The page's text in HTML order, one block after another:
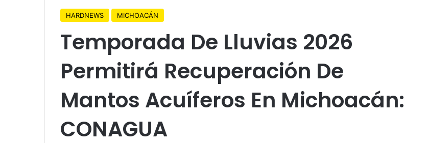
HARDNEWS MICHOACÁN
Temporada De Lluvias 2026
Permitirá Recuperación De
Mantos Acuíferos En Michoacán:
CONAGUA